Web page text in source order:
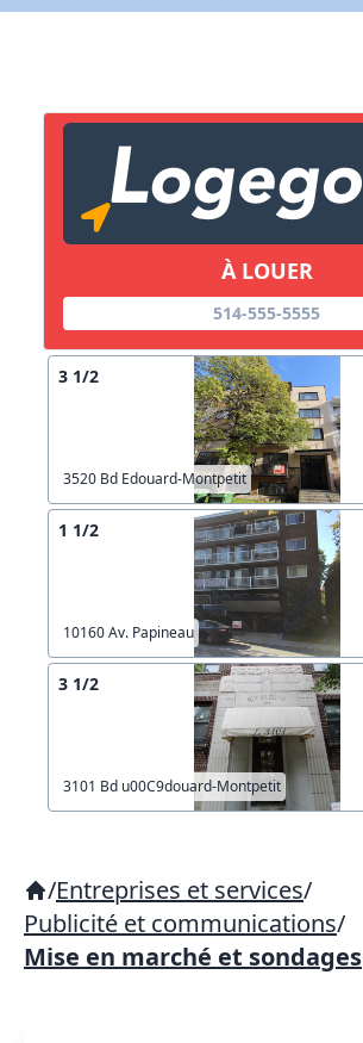
À LOUER
514-555-5555
3 1/2
3520 Bd Edouard-Montpetit
1 1/2
10160 Av. Papineau
3 1/2
3101 Bd u00C9douard-Montpetit
/Entreprises et services/
Publicité et communications/
Mise en marché et sondages
X Fermer
Copier lien
X Fermer